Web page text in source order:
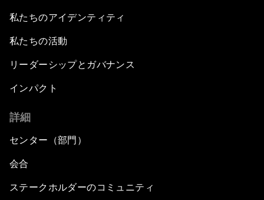
私たちのアイデンティティ
私たちの活動
リーダーシップとガバナンス
インパクト
詳細
センター（部門）
会合
ステークホルダーのコミュニティ